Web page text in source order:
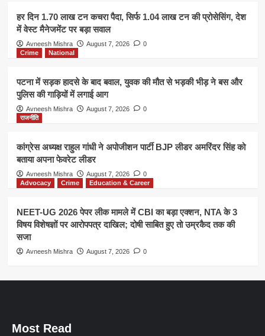
हर दिन 1.70 लाख टन कचरा पैदा, सिर्फ 1.04 लाख टन की प्रोसेसिंग, देश
में वेस्ट मैनेजमेंट पर बड़ा सवाल
Avneesh Mishra August 7, 2026
0
Crime
National
पटना में सड़क हादसे के बाद बवाल, युवक की मौत से भड़की भीड़ ने बस और
पुलिस की गाड़ियों में लगाई आग
Avneesh Mishra August 7, 2026
0
राजनीति
कांग्रेस अध्यक्ष राहुल गांधी ने अपोजीशन पार्टी BJP लीडर अमरिंदर सिंह को
बताया अपना फेवरेट लीडर
Avneesh Mishra August 7, 2026
0
Advocacy
Crime Education & Career
NEET-UG 2026 पेपर लीक मामले में CBI का बड़ा एक्शन, NTA के 3
विषय विशेषज्ञों पर आरोपपत्र दाखिल; दोषी साबित हुए तो उम्रकैद तक की
सजा
Avneesh Mishra August 7, 2026 0
Most Read